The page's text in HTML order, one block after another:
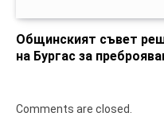
Общинският съвет
на Бургас за
Comments are closed.